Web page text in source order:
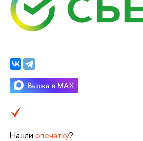
Нашли опечатку?